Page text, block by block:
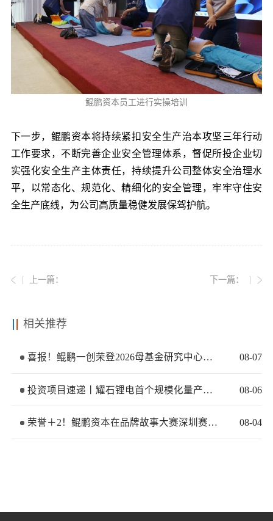
鲲鹏资本员工进行实操培训
下一步，鲲鹏资本将持续紧扣安全生产治本攻坚三年行动
工作要求，不断完善企业安全管理体系，督促所投企业切
实强化安全生产主体责任，持续提升公司整体安全治理水
平，以常态化、规范化、精细化的安全管理，牢牢守住安
全生产底线，为公司高质量稳健发展保驾护航。
上一篇： 下一篇：
相关推荐
喜报！鲲鹏一创荣登2026母基金研究中心两大榜单 08-07
投资项目速递丨耀石锂电首个规模化量产基地签约落地 08-06
荣誉＋2！鲲鹏资本在品牌故事大赛深圳赛区再获佳绩 08-04